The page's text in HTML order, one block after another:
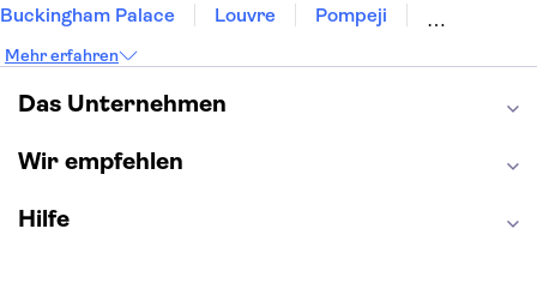
Buckingham Palace
Louvre
Pompeji
Moulin Rouge
Burj Khalifa
Keukenhof
London Eye
Elbphilharmonie
Mehr erfahren
Das Unternehmen
Wir empfehlen
Hilfe